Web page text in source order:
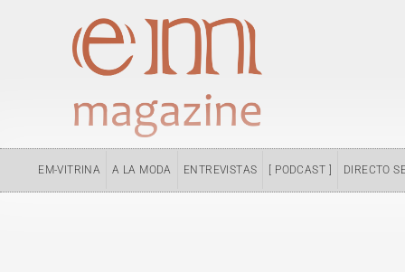
EM-VITRINA A LA MODA ENTREVISTAS [ PODCAST ] DIRECTO